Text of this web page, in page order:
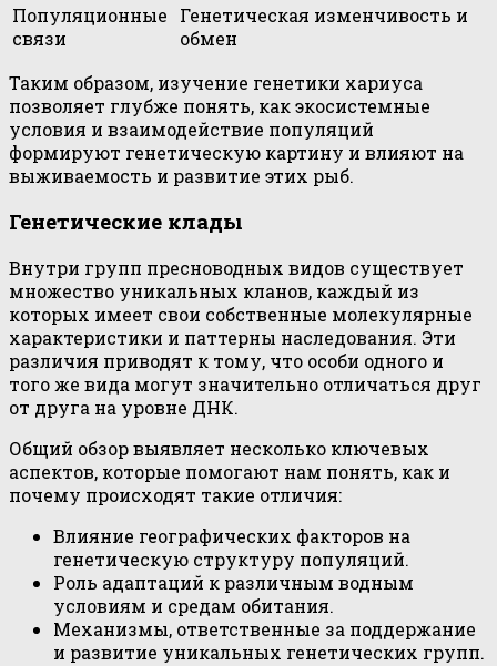
Популяционные
связи
Генетическая изменчивость и
обмен
Таким образом, изучение генетики хариуса
позволяет глубже понять, как экосистемные
условия и взаимодействие популяций
формируют генетическую картину и влияют на
выживаемость и развитие этих рыб.
Генетические клады
Внутри групп пресноводных видов существует
множество уникальных кланов, каждый из
которых имеет свои собственные молекулярные
характеристики и паттерны наследования. Эти
различия приводят к тому, что особи одного и
того же вида могут значительно отличаться друг
от друга на уровне ДНК.
Общий обзор выявляет несколько ключевых
аспектов, которые помогают нам понять, как и
почему происходят такие отличия:
Влияние географических факторов на
генетическую структуру популяций.
Роль адаптаций к различным водным
условиям и средам обитания.
Механизмы, ответственные за поддержание
и развитие уникальных генетических групп.